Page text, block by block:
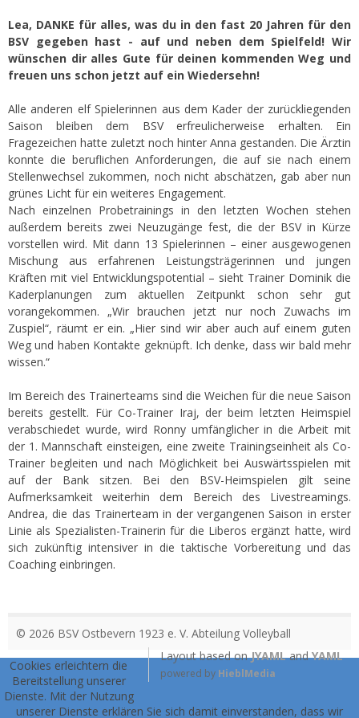
Lea, DANKE für alles, was du in den fast 20 Jahren für den
BSV gegeben hast - auf und neben dem Spielfeld! Wir
wünschen dir alles Gute für deinen kommenden Weg und
freuen uns schon jetzt auf ein Wiedersehn!
Alle anderen elf Spielerinnen aus dem Kader der zurückliegenden
Saison bleiben dem BSV erfreulicherweise erhalten. Ein
Fragezeichen hatte zuletzt noch hinter Anna gestanden. Die Ärztin
konnte die beruflichen Anforderungen, die auf sie nach einem
Stellenwechsel zukommen, noch nicht abschätzen, gab aber nun
grünes Licht für ein weiteres Engagement.
Nach einzelnen Probetrainings in den letzten Wochen stehen
außerdem bereits zwei Neuzugänge fest, die der BSV in Kürze
vorstellen wird. Mit dann 13 Spielerinnen – einer ausgewogenen
Mischung aus erfahrenen Leistungsträgerinnen und jungen
Kräften mit viel Entwicklungspotential – sieht Trainer Dominik die
Kaderplanungen zum aktuellen Zeitpunkt schon sehr gut
vorangekommen. „Wir brauchen jetzt nur noch Zuwachs im
Zuspiel“, räumt er ein. „Hier sind wir aber auch auf einem guten
Weg und haben Kontakte geknüpft. Ich denke, dass wir bald mehr
wissen.“
Im Bereich des Trainerteams sind die Weichen für die neue Saison
bereits gestellt. Für Co-Trainer Iraj, der beim letzten Heimspiel
verabschiedet wurde, wird Ronny umfänglicher in die Arbeit mit
der 1. Mannschaft einsteigen, eine zweite Trainingseinheit als Co-
Trainer begleiten und nach Möglichkeit bei Auswärtsspielen mit
auf der Bank sitzen. Bei den BSV-Heimspielen gilt seine
Aufmerksamkeit weiterhin dem Bereich des Livestreamings.
Andrea, die das Trainerteam in der vergangenen Saison in erster
Linie als Spezialisten-Trainerin für die Liberos ergänzt hatte, wird
sich zukünftig intensiver in die taktische Vorbereitung und das
Coaching einbringen.
© 2026 BSV Ostbevern 1923 e. V. Abteilung Volleyball
Layout based onJYAMLandYAML
powered by HieblMedia
Cookies erleichtern die
Bereitstellung unserer
Dienste. Mit der Nutzung
unserer Dienste erklären Sie sich damit einverstanden, dass wir